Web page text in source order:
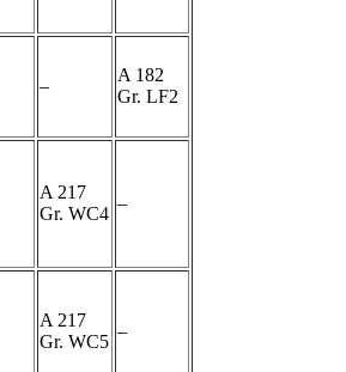
–
A 182
Gr. LF2
A 217
Gr. WC4
–
A 217
Gr. WC5
–